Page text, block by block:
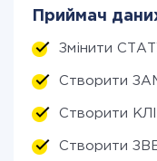
Приймач
Змінити
Створити
Створити
Створити